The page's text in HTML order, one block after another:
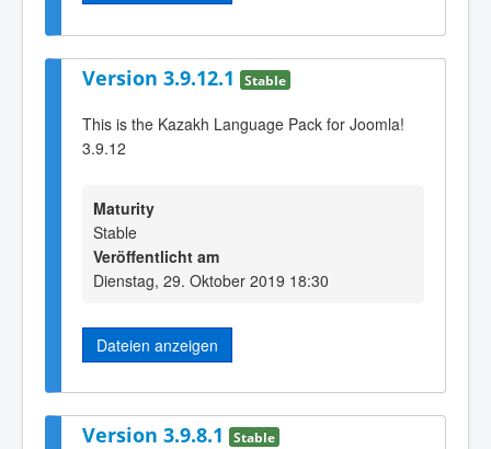
Version 3.9.12.1 Stable
This is the Kazakh Language Pack for Joomla!
3.9.12
Maturity
Stable
Veröffentlicht am
Dienstag, 29. Oktober 2019 18:30
Dateien anzeigen
Version 3.9.8.1 Stable